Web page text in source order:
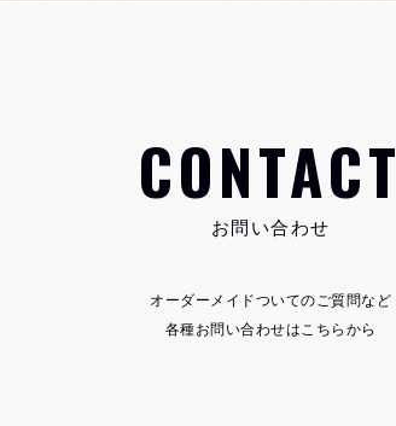
CONTACT
お問い合わせ
オーダーメイドついてのご質問など
各種お問い合わせはこちらから